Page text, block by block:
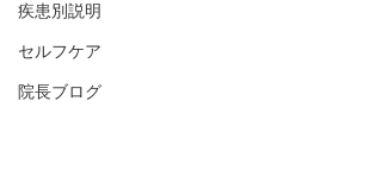
疾患別説明
セルフケア
院長ブログ